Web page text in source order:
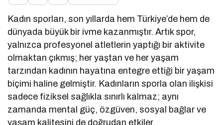
Kadın sporları, son yıllarda hem Türkiye’de hem de
dünyada büyük bir ivme kazanmıştır. Artık spor,
yalnızca profesyonel atletlerin yaptığı bir aktivite
olmaktan çıkmış; her yaştan ve her yaşam
tarzından kadının hayatına entegre ettiği bir yaşam
biçimi haline gelmiştir. Kadınların sporla olan ilişkisi
sadece fiziksel sağlıkla sınırlı kalmaz; aynı
zamanda mental güç, özgüven, sosyal bağlar ve
yaşam kalitesini de doğrudan etkiler.